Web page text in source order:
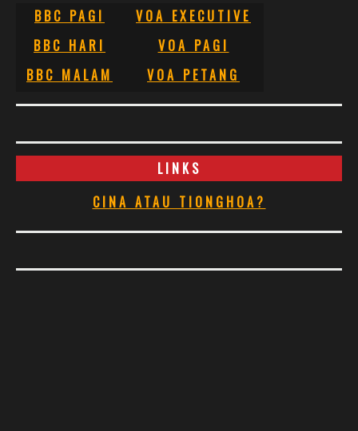
BBC PAGI
VOA EXECUTIVE
BBC HARI
VOA PAGI
BBC MALAM
VOA PETANG
LINKS
CINA ATAU TIONGHOA?